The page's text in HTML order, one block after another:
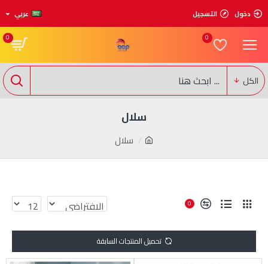
دخول التسجيل عربي
0
0
الكل
سلال
سلال
0
تحميل المنتجات السابقة